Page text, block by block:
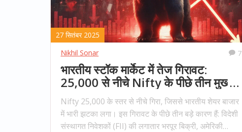
27 सितंबर 2025
Nikhil Sonar
7
भारतीय स्टॉक मार्केट में तेज गिरावट:
25,000 से नीचे Nifty के पीछे तीन मुख्य
कारण
Nifty 25,000 के स्तर से नीचे गिरा, जिससे भारतीय शेयर बाजार
में भारी झटका लगा। इस गिरावट के पीछे तीन बड़े कारण हैं: विदेशी
संस्थागत निवेशकों (FII) की लगातार भरपूर बिक्री, अमेरिकी